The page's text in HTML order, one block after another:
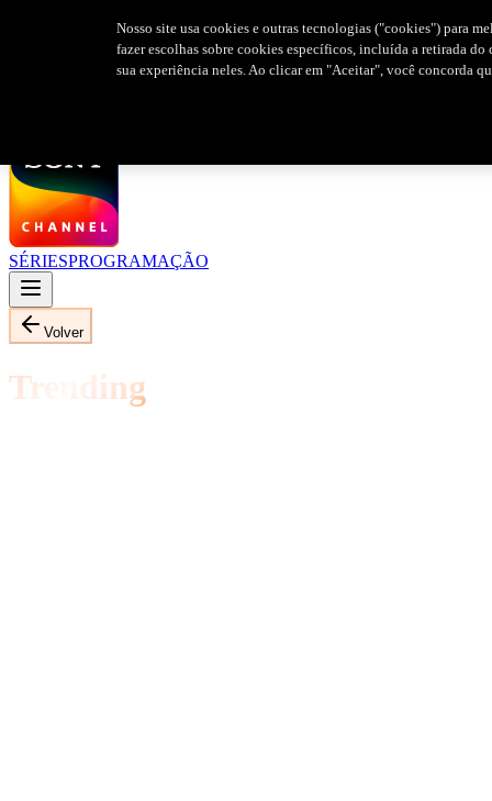
SÉRIESPROGRAMAÇÃO
Volver
Trending
Nosso site usa cookies e outras tecnologias ("cookies") para
fazer escolhas sobre cookies específicos, incluída a retirada
sua experiência neles. Ao clicar em "Aceitar", você concorda